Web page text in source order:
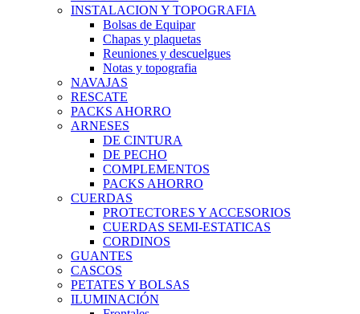
INSTALACION Y TOPOGRAFIA
Bolsas de Equipar
Chapas y plaquetas
Reuniones y descuelgues
Notas y topografia
NAVAJAS
RESCATE
PACKS AHORRO
ARNESES
DE CINTURA
DE PECHO
COMPLEMENTOS
PACKS AHORRO
CUERDAS
PROTECTORES Y ACCESORIOS
CUERDAS SEMI-ESTATICAS
CORDINOS
GUANTES
CASCOS
PETATES Y BOLSAS
ILUMINACIÓN